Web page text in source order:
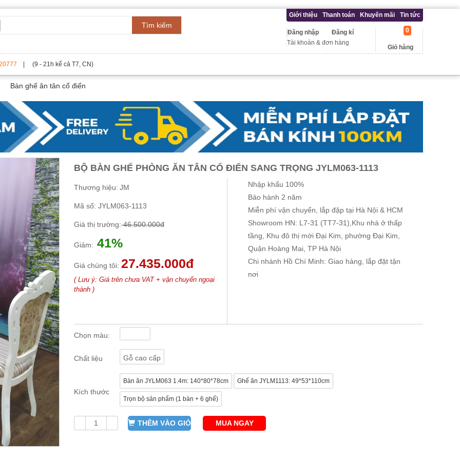
Tìm kiếm
Giới thiệu Thanh toán Khuyến mãi Tin tức
Đăng kí
Đăng nhập
Tài khoản & đơn hàng
Giỏ hàng
0
| (9 - 21h kể cả T7, CN)
Bàn ghế ăn tân cổ điển
BỘ BÀN GHẾ PHÒNG ĂN TÂN CỔ ĐIỂN SANG TRỌNG JYLM063-1113
Thương hiệu: JM
Mã số: JYLM063-1113
Giá thị trường:46.500.000đ
Giảm: 41%
Giá chúng tôi: 27.435.000đ
( Lưu ý: Giá trên chưa VAT + vận chuyển ngoại
thành )
Nhập khẩu 100%
Bảo hành 2 năm
Miễn phí vận chuyển, lắp đặp tại Hà Nội & HCM
Showroom HN: L7-31 (TT7-31),Khu nhà ở thấp
tầng, Khu đô thị mới Đại Kim, phường Đại Kim,
Quận Hoàng Mai, TP Hà Nội
Chi nhánh Hồ Chí Minh: Giao hàng, lắp đặt tận
nơi
Chọn màu:
Chất liệu Gỗ cao cấp
Kích thước
Bàn ăn JYLM063 1.4m: 140*80*78cm Ghế ăn JYLM1113: 49*53*110cm
Trọn bộ sản phẩm (1 bàn + 6 ghế)
THÊM VÀO GIỎ MUA NGAY